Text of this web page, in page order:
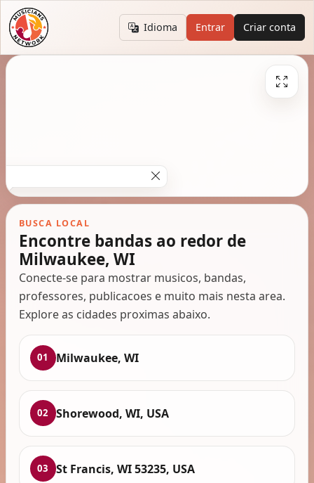
Idioma Entrar Criar conta
BUSCA LOCAL
Encontre bandas ao redor de
Milwaukee, WI
Conecte-se para mostrar musicos, bandas,
professores, publicacoes e muito mais nesta area.
Explore as cidades proximas abaixo.
01 Milwaukee, WI
02 Shorewood, WI, USA
03 St Francis, WI 53235, USA